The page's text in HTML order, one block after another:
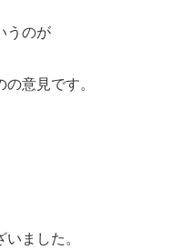
うのが
意見です。
ました。